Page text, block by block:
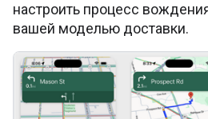
настроить процесс
вашей моделью доставки.